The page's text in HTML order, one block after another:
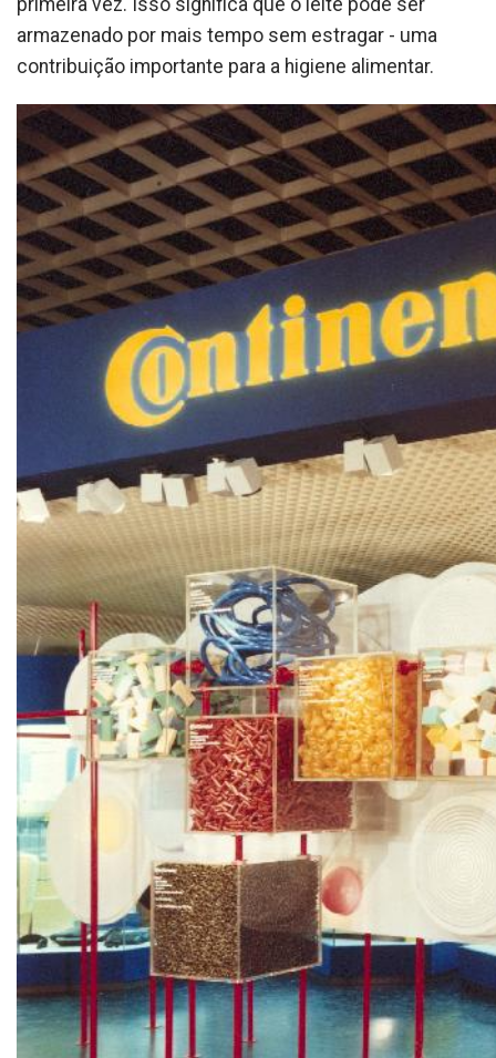
primeira vez. Isso significa que o leite pode ser
armazenado por mais tempo sem estragar - uma
contribuição importante para a higiene alimentar.